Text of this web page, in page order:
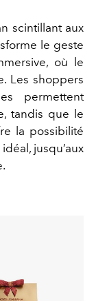
scintillant aux
le geste
où le
Les shoppers
permettent
tandis que le
la possibilité
jusqu’aux